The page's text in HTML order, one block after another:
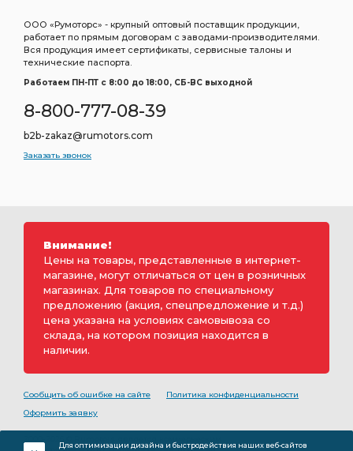
ООО «Румоторс» - крупный оптовый поставщик продукции,
работает по прямым договорам с заводами-производителями.
Вся продукция имеет сертификаты, сервисные талоны и
технические паспорта.
Работаем ПН-ПТ c 8:00 до 18:00, СБ-ВС выходной
8-800-777-08-39
b2b-zakaz@rumotors.com
Заказать звонок
Внимание!
Цены на товары, представленные в интернет-
магазине, могут отличаться от цен в розничных
магазинах. Для товаров по специальному
предложению (акция, спецпредложение и т.д.)
цена указана на условиях самовывоза со
склада, на котором позиция находится в
наличии.
Сообщить об ошибке на сайте
Политика конфиденциальности
Оформить заявку
Для оптимизации дизайна и быстродействия наших веб-сайтов